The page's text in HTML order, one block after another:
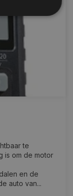
te
is om de motor
en de
auto van...
Targeting
zoals
de